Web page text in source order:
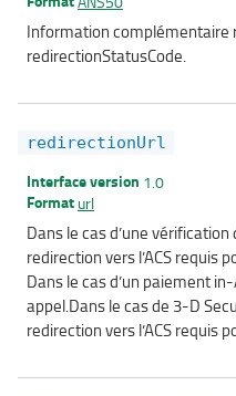
Information complémentaire
redirectionStatusCode.
redirectionUrl
Interface version 1.0
Format url
Dans le cas d’une vérification
redirection vers l’ACS requis
Dans le cas d’un paiement
appel.Dans le cas de 3-D
redirection vers l’ACS requis